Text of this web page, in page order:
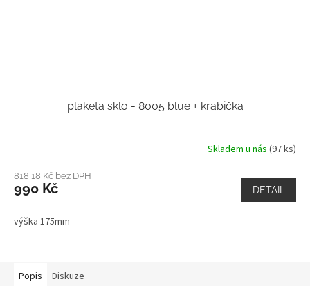
plaketa sklo - 8005 blue + krabička
Skladem u nás (97 ks)
818,18 Kč bez DPH
990 Kč DETAIL
výška 175mm
Popis Diskuze